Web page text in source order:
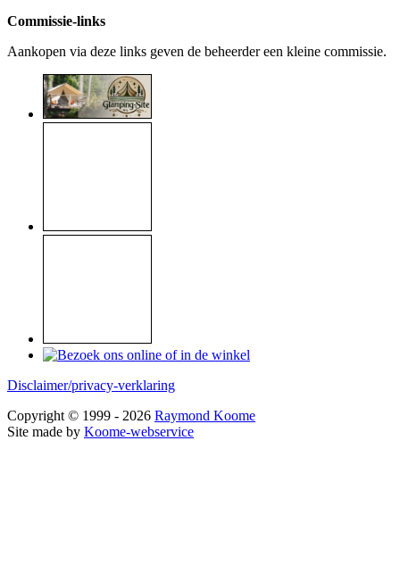
Commissie-links
Aankopen via deze links geven de beheerder een kleine commissie.
Disclaimer/privacy-verklaring
Copyright © 1999 - 2026 Raymond Koome
Site made by Koome-webservice